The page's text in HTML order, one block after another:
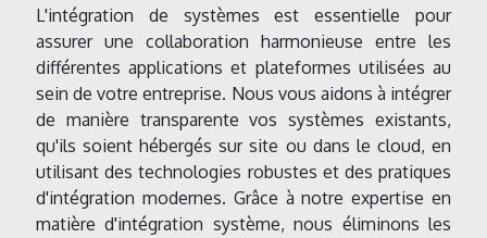
L'intégration de systèmes est essentielle pour
assurer une collaboration harmonieuse entre les
différentes applications et plateformes utilisées au
sein de votre entreprise. Nous vous aidons à intégrer
de manière transparente vos systèmes existants,
qu'ils soient hébergés sur site ou dans le cloud, en
utilisant des technologies robustes et des pratiques
d'intégration modernes. Grâce à notre expertise en
matière d'intégration système, nous éliminons les